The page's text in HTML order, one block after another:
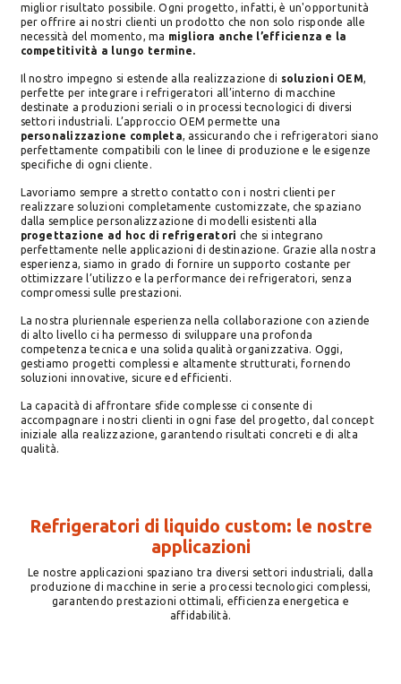
miglior risultato possibile. Ogni progetto, infatti, è un'opportunità
per offrire ai nostri clienti un prodotto che non solo risponde alle
necessità del momento, ma migliora anche l’efficienza e la
competitività a lungo termine.
Il nostro impegno si estende alla realizzazione di soluzioni OEM,
perfette per integrare i refrigeratori all’interno di macchine
destinate a produzioni seriali o in processi tecnologici di diversi
settori industriali. L’approccio OEM permette una
personalizzazione completa, assicurando che i refrigeratori siano
perfettamente compatibili con le linee di produzione e le esigenze
specifiche di ogni cliente.
Lavoriamo sempre a stretto contatto con i nostri clienti per
realizzare soluzioni completamente customizzate, che spaziano
dalla semplice personalizzazione di modelli esistenti alla
progettazione ad hoc di refrigeratori che si integrano
perfettamente nelle applicazioni di destinazione. Grazie alla nostra
esperienza, siamo in grado di fornire un supporto costante per
ottimizzare l’utilizzo e la performance dei refrigeratori, senza
compromessi sulle prestazioni.
La nostra pluriennale esperienza nella collaborazione con aziende
di alto livello ci ha permesso di sviluppare una profonda
competenza tecnica e una solida qualità organizzativa. Oggi,
gestiamo progetti complessi e altamente strutturati, fornendo
soluzioni innovative, sicure ed efficienti.
La capacità di affrontare sfide complesse ci consente di
accompagnare i nostri clienti in ogni fase del progetto, dal concept
iniziale alla realizzazione, garantendo risultati concreti e di alta
qualità.
Refrigeratori di liquido custom: le nostre
applicazioni
Le nostre applicazioni spaziano tra diversi settori industriali, dalla
produzione di macchine in serie a processi tecnologici complessi,
garantendo prestazioni ottimali, efficienza energetica e
affidabilità.